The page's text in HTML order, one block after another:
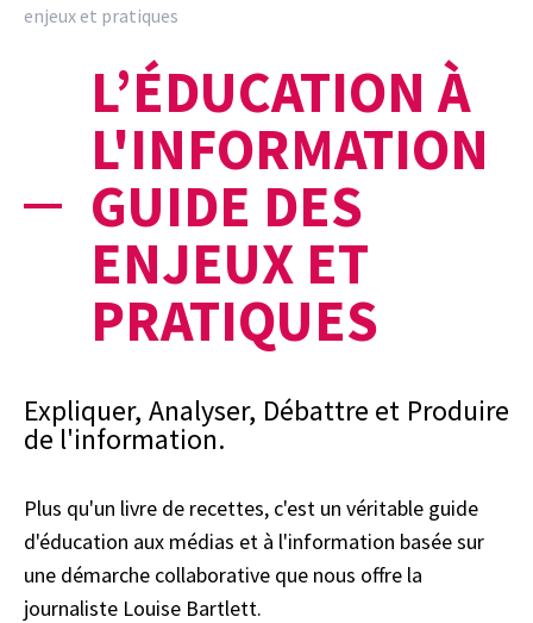
enjeux et pratiques
L’ÉDUCATION À
L'INFORMATION
GUIDE DES
ENJEUX ET
PRATIQUES
Expliquer, Analyser, Débattre et Produire
de l'information.
Plus qu'un livre de recettes, c'est un véritable guide
d'éducation aux médias et à l'information basée sur
une démarche collaborative que nous offre la
journaliste Louise Bartlett.